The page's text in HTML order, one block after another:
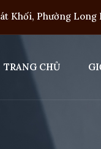
Khối, Phường
TRANG CHỦ